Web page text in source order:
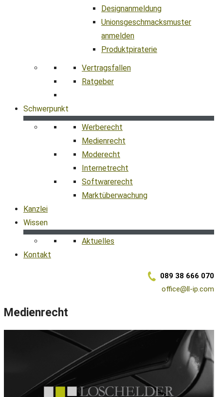
Designanmeldung
Unionsgeschmacksmuster
anmelden
Produktpiraterie
Vertragsfallen
Ratgeber
Schwerpunkt
Werberecht
Medienrecht
Moderecht
Internetrecht
Softwarerecht
Marktüberwachung
Kanzlei
Wissen
Aktuelles
Kontakt
089 38 666 070
office@ll-ip.com
Medienrecht